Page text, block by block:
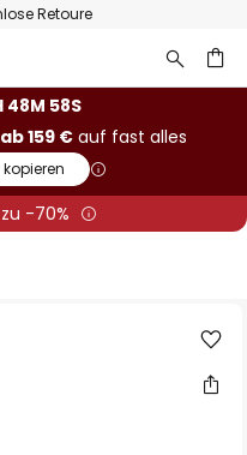
Retoure
48M 57S
159 €auf fast alles
kopieren
-70%